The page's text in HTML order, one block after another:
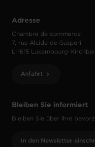
Bleiben Sie informiert
Bleiben Sie über Ihre
In den Newsletter
Adresse
Chambre de commerce
7, rue Alcide de Gasperi
L-1615 Luxembourg-
Anfahrt